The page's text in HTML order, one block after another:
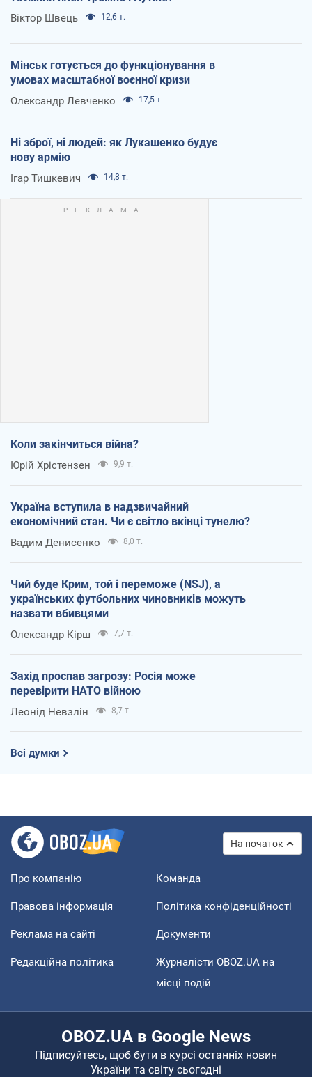
Віктор Швець 12,6 т.
Мінськ готується до функціонування в
умовах масштабної воєнної кризи
Олександр Левченко 17,5 т.
Ні зброї, ні людей: як Лукашенко будує
нову армію
Ігар Тишкевич 14,8 т.
Коли закінчиться війна?
Юрій Хрістензен 9,9 т.
Україна вступила в надзвичайний
економічний стан. Чи є світло вкінці тунелю?
Вадим Денисенко 8,0 т.
Чий буде Крим, той і переможе (NSJ), а
українських футбольних чиновників можуть
назвати вбивцями
Олександр Кірш 7,7 т.
Захід проспав загрозу: Росія може
перевірити НАТО війною
Леонід Невзлін 8,7 т.
Всі думки
На початок
Про компанію Команда
Правова інформація Політика конфіденційності
Реклама на сайті Документи
Редакційна політика
Журналісти OBOZ.UA на
місці подій
OBOZ.UA в Google News
Підписуйтесь, щоб бути в курсі останніх новин
України та світу сьогодні